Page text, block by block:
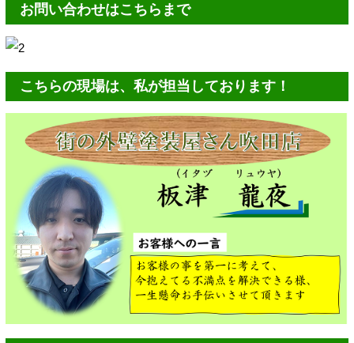
お問い合わせはこちらまで
こちらの現場は、私が担当しております！